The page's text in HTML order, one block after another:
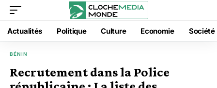
Actualités Politique Culture Economie Société
BÉNIN
Recrutement dans la Police